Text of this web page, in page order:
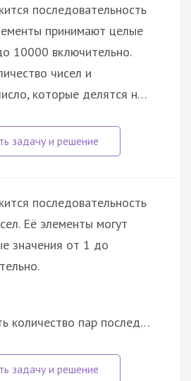
последовательность
принимают целые
10000 включительно.
чисел и
которые делятся н…
последовательность
Её элементы могут
значения от 1 до
количество пар послед…